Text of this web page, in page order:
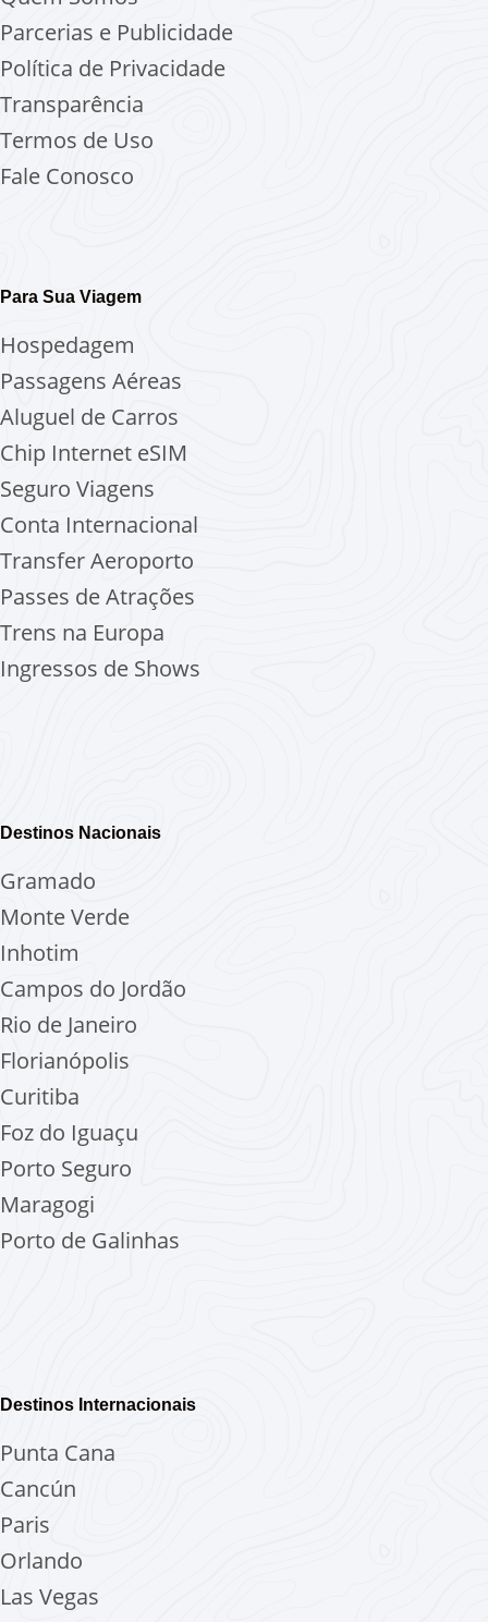
Parcerias e Publicidade
Política de Privacidade
Transparência
Termos de Uso
Fale Conosco
Para Sua Viagem
Hospedagem
Passagens Aéreas
Aluguel de Carros
Chip Internet eSIM
Seguro Viagens
Conta Internacional
Transfer Aeroporto
Passes de Atrações
Trens na Europa
Ingressos de Shows
Destinos Nacionais
Gramado
Monte Verde
Inhotim
Campos do Jordão
Rio de Janeiro
Florianópolis
Curitiba
Foz do Iguaçu
Porto Seguro
Maragogi
Porto de Galinhas
Destinos Internacionais
Punta Cana
Cancún
Paris
Orlando
Las Vegas